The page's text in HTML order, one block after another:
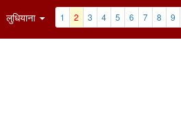
लुधियाना 1 2 3 4 5 6 7 8 9